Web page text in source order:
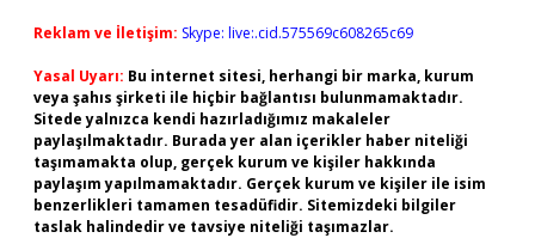
Reklam ve İletişim: Skype: live:.cid.575569c608265c69
Yasal Uyarı: Bu internet sitesi, herhangi bir marka, kurum
veya şahıs şirketi ile hiçbir bağlantısı bulunmamaktadır.
Sitede yalnızca kendi hazırladığımız makaleler
paylaşılmaktadır. Burada yer alan içerikler haber niteliği
taşımamakta olup, gerçek kurum ve kişiler hakkında
paylaşım yapılmamaktadır. Gerçek kurum ve kişiler ile isim
benzerlikleri tamamen tesadüfidir. Sitemizdeki bilgiler
taslak halindedir ve tavsiye niteliği taşımazlar.